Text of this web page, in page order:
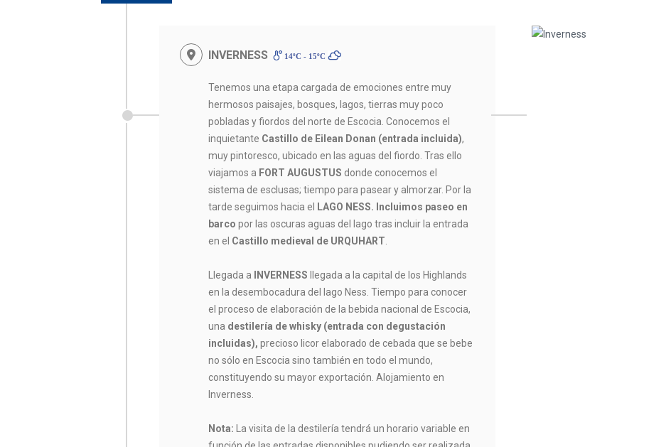
INVERNESS 14ºC - 15ºC
Tenemos una etapa cargada de emociones entre muy
hermosos paisajes, bosques, lagos, tierras muy poco
pobladas y fiordos del norte de Escocia. Conocemos el
inquietante Castillo de Eilean Donan (entrada incluida),
muy pintoresco, ubicado en las aguas del fiordo. Tras ello
viajamos a FORT AUGUSTUS donde conocemos el
sistema de esclusas; tiempo para pasear y almorzar. Por la
tarde seguimos hacia el LAGO NESS. Incluimos paseo en
barco por las oscuras aguas del lago tras incluir la entrada
en el Castillo medieval de URQUHART
Llegada a INVERNESS llegada a la capital de los Highlands
en la desembocadura del lago Ness. Tiempo para conocer
el proceso de elaboración de la bebida nacional de Escocia,
una destilería de whisky (entrada con degustación
incluidas), precioso licor elaborado de cebada que se bebe
no sólo en Escocia sino también en todo el mundo,
constituyendo su mayor exportación. Alojamiento en
Inverness.
Nota: La visita de la destilería tendrá un horario variable en